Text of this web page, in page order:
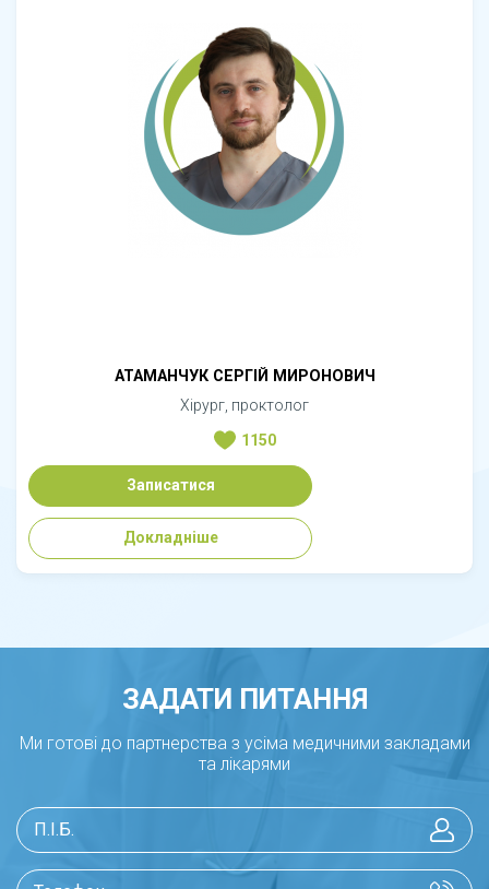
АТАМАНЧУК СЕРГІЙ МИРОНОВИЧ
Хірург, проктолог
1150
Записатися
Докладніше
ЗАДАТИ ПИТАННЯ
Ми готові до партнерства з усіма медичними закладами
та лікарями